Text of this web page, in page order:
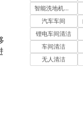
智能洗地机器人
汽车车间
锂电车间清洁
车间清洁
无人清洁